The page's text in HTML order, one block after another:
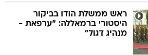
ראש ממשלת הודו בביקור
היסטורי ברמאללה: "ערפאת -
מנהיג דגול"